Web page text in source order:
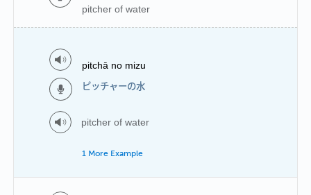
pitcher of water
pitchā no mizu
ピッチャーの水
pitcher of water
1 More Example